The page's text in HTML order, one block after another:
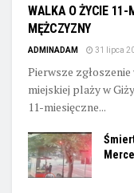
WALKA O ŻYCIE 11-
MĘŻCZYZNY
ADMINADAM 31 lipca
Pierwsze zgłoszenie
miejskiej plaży w
11-miesięczne...